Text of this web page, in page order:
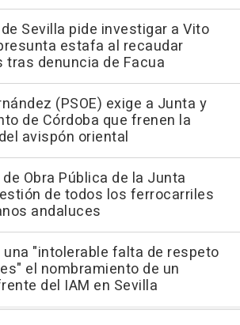
Sevilla pide investigar a Vito
estafa al recaudar
tras denuncia de Facua
(PSOE) exige a Junta y
de Córdoba que frenen la
avispón oriental
Obra Pública de la Junta
de todos los ferrocarriles
andaluces
una "intolerable falta de respeto
el nombramiento de un
del IAM en Sevilla